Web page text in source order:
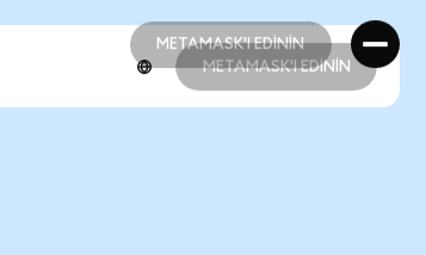
METAMASK'I EDİNİN
METAMASK'I EDİNİN
METAMASK'I EDİNİN